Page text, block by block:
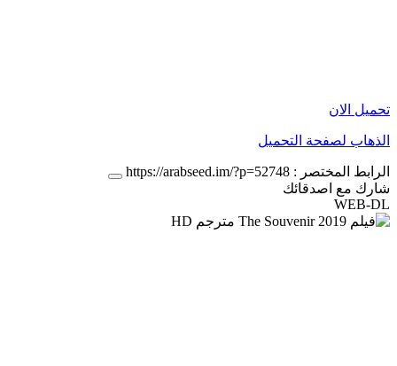
تحميل الان
الذهاب لصفحة التحميل
الرابط المختصر : https://arabseed.im/?p=52748
شارك مع اصدقائك
WEB-DL